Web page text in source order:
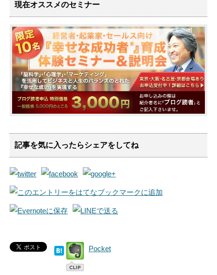
現在オススメのセミナー
記事を気に入ったらシェアをしてね
Pocket